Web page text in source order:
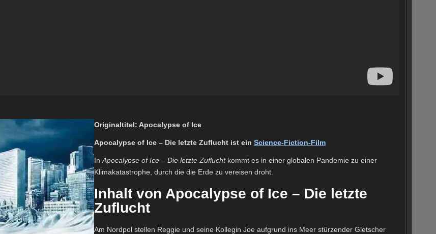
Originaltitel: Apocalypse of Ice
Apocalypse of Ice – Die letzte Zuflucht ist ein Science-Fiction-Film
In Apocalypse of Ice – Die letzte Zufluchtkommt es in einer globalen Pandemie zu einer
Klimakatastrophe, durch die die Erde zu vereisen droht.
Inhalt von Apocalypse of Ice – Die letzte
Zuflucht
Am Nordpol stellen Reggie und seine Kollegin Joe aufgrund ins Meer stürzender Gletscher